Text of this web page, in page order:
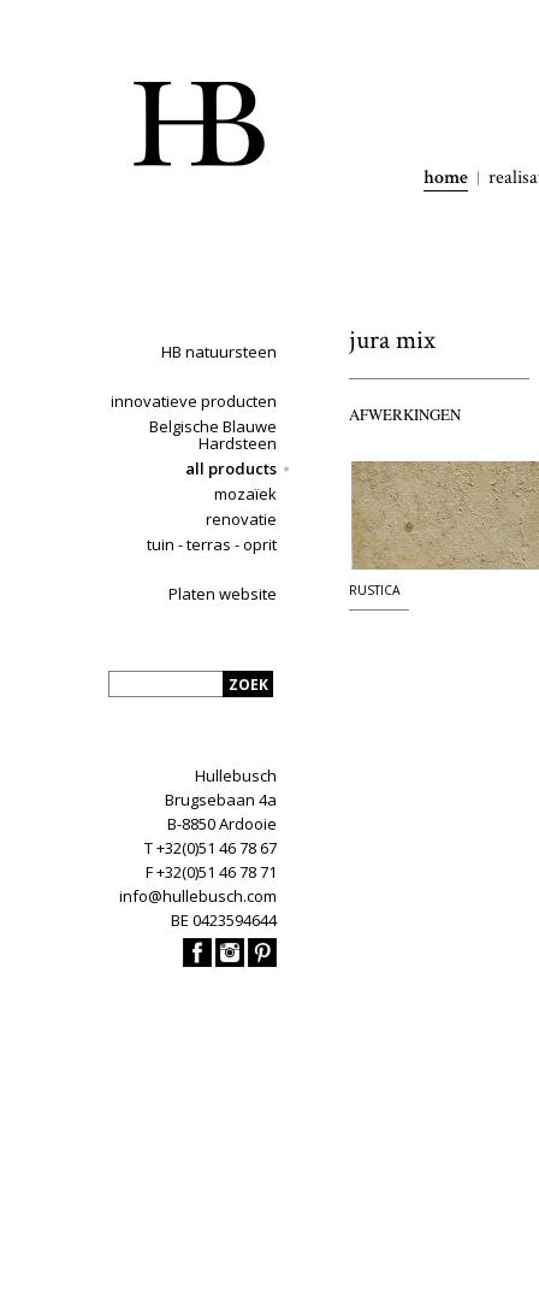
home
HB natuursteen
innovatieve producten
Belgische Blauwe
Hardsteen
all products
mozaïek
renovatie
tuin - terras - oprit
Platen website
Hullebusch
Brugsebaan 4a
B-8850 Ardooie
T +32(0)51 46 78 67
F +32(0)51 46 78 71
info@hullebusch.com
BE 0423594644
jura mix
AFWERKINGEN
RUSTICA